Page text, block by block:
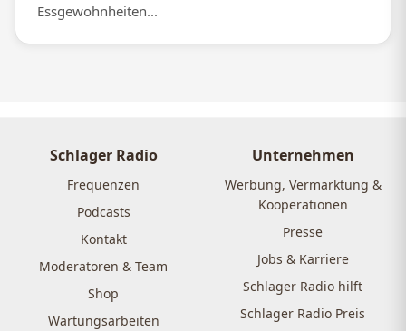
Essgewohnheiten...
Schlager Radio
Frequenzen
Podcasts
Kontakt
Moderatoren & Team
Shop
Wartungsarbeiten
Unternehmen
Werbung, Vermarktung &
Kooperationen
Presse
Jobs & Karriere
Schlager Radio hilft
Schlager Radio Preis